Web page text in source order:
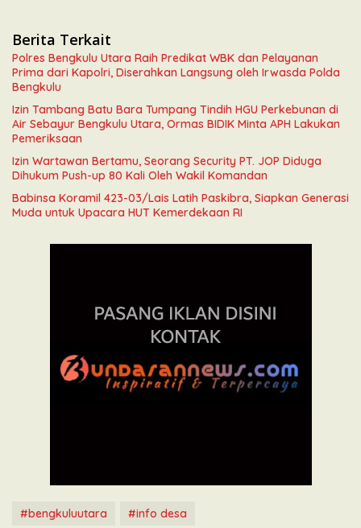
Berita Terkait
Polres Bengkulu Utara Raih Predikat WBK dan Pelayanan
Prima dari Kapolri, Diserahkan Langsung oleh Irwasda Polda
Bengkulu
Izin Tambang Batu Bara Tumpang Tindih HGU Perkebunan di
Air Sebayur Bengkulu Utara, Ormas BIDIK Minta APH Lakukan
Pemeriksaan
Izin Wartawan Bertamu, Seorang Security PT. JOP Diduga
Dihukum Push-up 80 Kali Oleh Wakil Komandan
Babinsa Koramil 423-03/Lais Latih Paskibra, Siapkan Generasi
Muda untuk Upacara HUT Kemerdekaan RI
#bengkuluutara #info desa